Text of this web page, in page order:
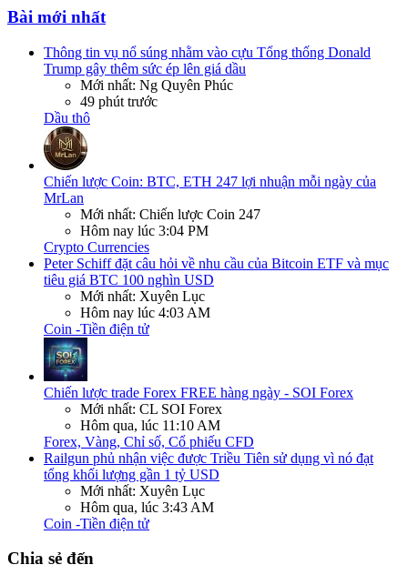
Bài mới nhất
Thông tin vụ nổ súng nhằm vào cựu Tổng thống Donald
Trump gây thêm sức ép lên giá dầu
Mới nhất: Ng Quyên Phúc
49 phút trước
Dầu thô
Chiến lược Coin: BTC, ETH 247 lợi nhuận mỗi ngày của
MrLan
Mới nhất: Chiến lược Coin 247
Hôm nay lúc 3:04 PM
Crypto Currencies
Peter Schiff đặt câu hỏi về nhu cầu của Bitcoin ETF và mục
tiêu giá BTC 100 nghìn USD
Mới nhất: Xuyên Lục
Hôm nay lúc 4:03 AM
Coin -Tiền điện tử
Chiến lược trade Forex FREE hàng ngày - SOI Forex
Mới nhất: CL SOI Forex
Hôm qua, lúc 11:10 AM
Forex, Vàng, Chỉ số, Cổ phiếu CFD
Railgun phủ nhận việc được Triều Tiên sử dụng vì nó đạt
tổng khối lượng gần 1 tỷ USD
Mới nhất: Xuyên Lục
Hôm qua, lúc 3:43 AM
Coin -Tiền điện tử
Chia sẻ đến